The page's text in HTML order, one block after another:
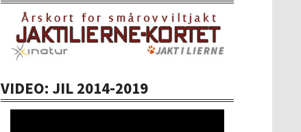
VIDEO: JIL 2014-2019